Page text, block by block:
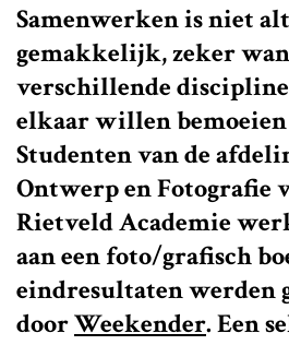
Samenwerken is niet
gemakkelijk, zeker
verschillende
elkaar willen
Studenten van de
Ontwerp en Fotografie
Rietveld Academie
aan een foto/grafisch
eindresultaten werden
doorWeekender. Een